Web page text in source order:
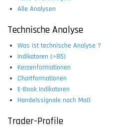
Alle Analysen
Technische Analyse
Was ist technische Analyse ?
Indikatoren (>85)
Kerzenformationen
Chartformationen
E-Book Indikatoren
Handelssignale nach Maß
Trader-Profile